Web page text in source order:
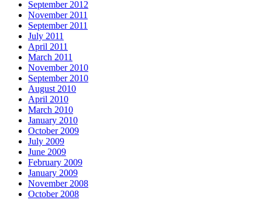
September 2012
November 2011
September 2011
July 2011
April 2011
March 2011
November 2010
September 2010
August 2010
April 2010
March 2010
January 2010
October 2009
July 2009
June 2009
February 2009
January 2009
November 2008
October 2008